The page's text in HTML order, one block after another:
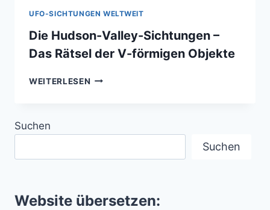
UFO-SICHTUNGEN WELTWEIT
Die Hudson-Valley-Sichtungen –
Das Rätsel der V-förmigen Objekte
WEITERLESEN DIE
OBJEKTE
Suchen
Suchen
Website übersetzen: